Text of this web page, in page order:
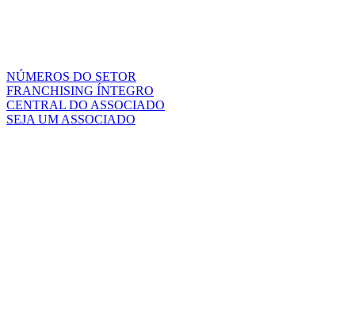
NÚMEROS DO SETOR
FRANCHISING ÍNTEGRO
CENTRAL DO ASSOCIADO
SEJA UM ASSOCIADO